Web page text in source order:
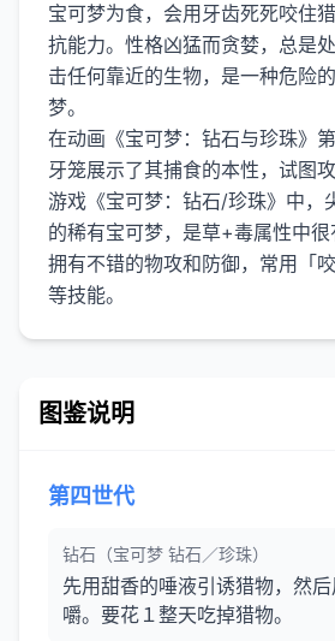
宝可梦为食，会用牙齿死死咬住
抗能力。性格凶猛而贪婪，总是
击任何靠近的生物，是一种危险
梦。
在动画《宝可梦：钻石与珍珠》
牙笼展示了其捕食的本性，试图
游戏《宝可梦：钻石/珍珠》中，
的稀有宝可梦，是草+毒属性中很
拥有不错的物攻和防御，常用「
图鉴说明
第四世代
钻石（宝可梦 钻石／珍珠）
先用甜香的唾液引诱猎物，然
嚼。要花１整天吃掉猎物。